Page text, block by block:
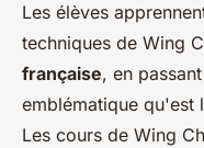
Les élèves
techniques de Wing
française, en
emblématique qu'est
Les cours de Wing